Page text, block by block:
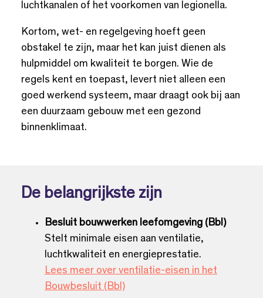
luchtkanalen of het voorkomen van legionella.
Kortom, wet- en regelgeving hoeft geen
obstakel te zijn, maar het kan juist dienen als
hulpmiddel om kwaliteit te borgen. Wie de
regels kent en toepast, levert niet alleen een
goed werkend systeem, maar draagt ook bij aan
een duurzaam gebouw met een gezond
binnenklimaat.
De belangrijkste zijn
Besluit bouwwerken leefomgeving (Bbl)
Stelt minimale eisen aan ventilatie,
luchtkwaliteit en energieprestatie.
Lees meer over ventilatie-eisen in het
Bouwbesluit (Bbl)